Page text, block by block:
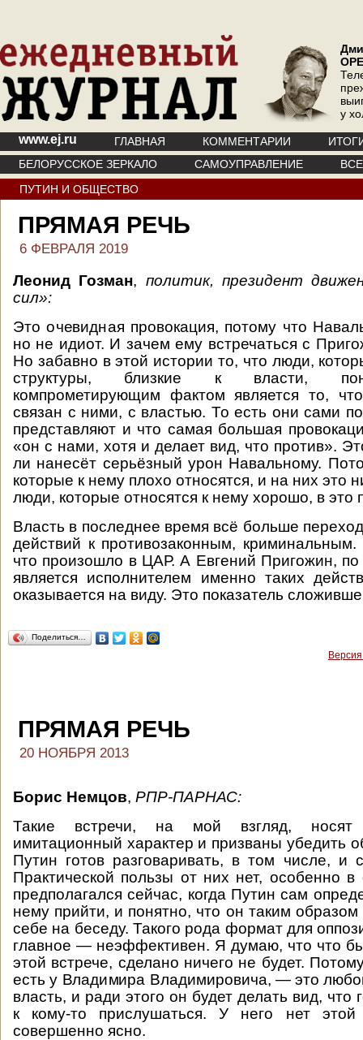
у
www.ej.ru ГЛАВНАЯ КОММЕНТАРИИ
БЕЛОРУССКОЕ ЗЕРКАЛО
САМОУПРАВЛЕНИЕ
ПУТИН И ОБЩЕСТВО
ПРЯМАЯ РЕЧЬ
6 ФЕВРАЛЯ 2019
Леонид Гозман, политик, президент
сил»:
Это очевидная провокация, потому что
но не идиот. И зачем ему встречаться с
Но забавно в этой истории то, что люди,
структуры, близкие к власти,
компрометирующим фактом является то,
связан с ними, с властью. То есть они сами
представляют и что самая большая
«он с нами, хотя и делает вид, что против».
ли нанесёт серьёзный урон Навальному.
которые к нему плохо относятся, и на них это
люди, которые относятся к нему хорошо, в это
Власть в последнее время всё больше
действий к противозаконным,
что произошло в ЦАР. А Евгений Пригожин, по
является исполнителем именно таких
оказывается на виду. Это показатель
Поделиться…
ПРЯМАЯ РЕЧЬ
20 НОЯБРЯ 2013
Борис Немцов, РПР-ПАРНАС:
Такие встречи, на мой взгляд, носят
имитационный характер и призваны убедить
Путин готов разговаривать, в том числе, и
Практической пользы от них нет, особенно
предполагался сейчас, когда Путин сам
нему прийти, и понятно, что он таким образом
себе на беседу. Такого рода формат для
главное — неэффективен. Я думаю, что что
этой встрече, сделано ничего не будет.
есть у Владимира Владимировича, — это
власть, и ради этого он будет делать вид, что
к кому-то прислушаться. У него нет
совершенно ясно.